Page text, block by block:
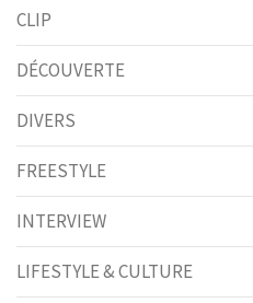
CLIP
DÉCOUVERTE
DIVERS
FREESTYLE
INTERVIEW
LIFESTYLE & CULTURE